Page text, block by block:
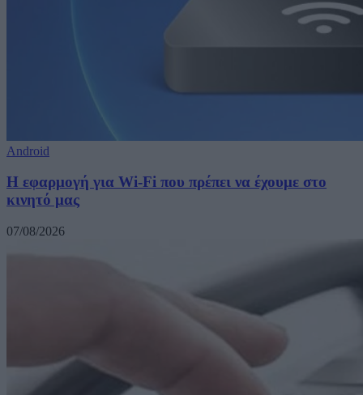
Android
Η εφαρμογή για Wi-Fi που πρέπει να έχουμε στο
κινητό μας
07/08/2026